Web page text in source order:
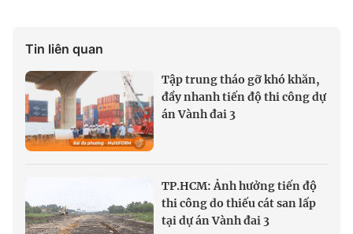
Tin liên quan
Tập trung tháo gỡ khó khăn,
đẩy nhanh tiến độ thi công dự
án Vành đai 3
TP.HCM: Ảnh hưởng tiến độ
thi công do thiếu cát san lấp
tại dự án Vành đai 3